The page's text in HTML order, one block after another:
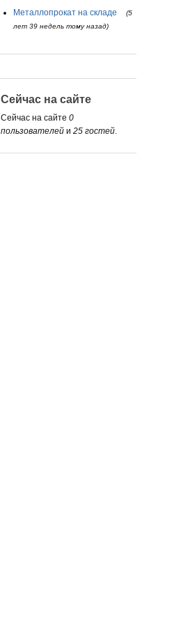
Металлопрокат на складе
(5
лет 39 недель тому назад)
Сейчас на сайте
Сейчас на сайте 0
пользователей и 25 гостей